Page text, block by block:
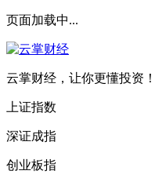
页面加载中...
云掌财经，让你更懂投资！
上证指数
深证成指
创业板指